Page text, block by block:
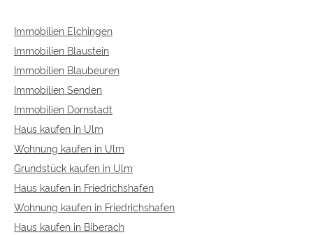
Immobilien Elchingen
Immobilien Blaustein
Immobilien Blaubeuren
Immobilien Senden
Immobilien Dornstadt
Haus kaufen in Ulm
Wohnung kaufen in Ulm
Grundstück kaufen in Ulm
Haus kaufen in Friedrichshafen
Wohnung kaufen in Friedrichshafen
Haus kaufen in Biberach